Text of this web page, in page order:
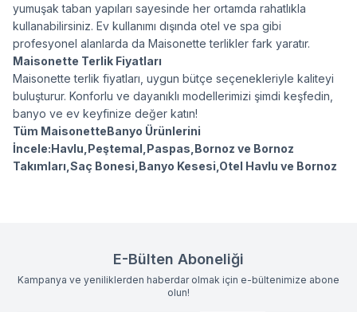
yumuşak taban yapıları sayesinde her ortamda rahatlıkla
kullanabilirsiniz. Ev kullanımı dışında otel ve spa gibi
profesyonel alanlarda da Maisonette terlikler fark yaratır.
Maisonette Terlik Fiyatları
Maisonette terlik fiyatları, uygun bütçe seçenekleriyle kaliteyi
buluşturur. Konforlu ve dayanıklı modellerimizi şimdi keşfedin,
banyo ve ev keyfinize değer katın!
Tüm MaisonetteBanyo Ürünlerini
İncele:Havlu Peştemal Paspas Bornoz ve Bornoz
Takımları Saç Bonesi Banyo Kesesi Otel Havlu ve Bornoz
E-Bülten Aboneliği
Kampanya ve yeniliklerden haberdar olmak için e-bültenimize abone
olun!